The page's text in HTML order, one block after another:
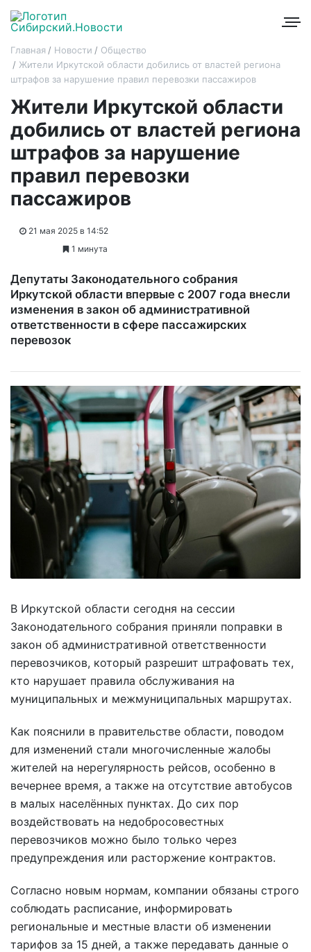
Главная Новости
Общество
Жители Иркутской области добились от властей региона
штрафов за нарушение правил перевозки пассажиров
Жители Иркутской области
добились от властей региона
штрафов за нарушение
правил перевозки
пассажиров
21 мая 2025 в 14:52
1 минута
Депутаты Законодательного собрания
Иркутской области впервые с 2007 года внесли
изменения в закон об административной
ответственности в сфере пассажирских
перевозок
В Иркутской области сегодня на сессии
Законодательного собрания приняли поправки в
закон об административной ответственности
перевозчиков, который разрешит штрафовать тех,
кто нарушает правила обслуживания на
муниципальных и межмуниципальных маршрутах.
Как пояснили в правительстве области, поводом
для изменений стали многочисленные жалобы
жителей на нерегулярность рейсов, особенно в
вечернее время, а также на отсутствие автобусов
в малых населённых пунктах. До сих пор
воздействовать на недобросовестных
перевозчиков можно было только через
предупреждения или расторжение контрактов.
Согласно новым нормам, компании обязаны строго
соблюдать расписание, информировать
региональные и местные власти об изменении
тарифов за 15 дней, а также передавать данные о